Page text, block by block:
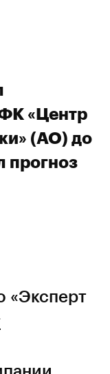
«Центр
(АО) до
прогноз
«Эксперт